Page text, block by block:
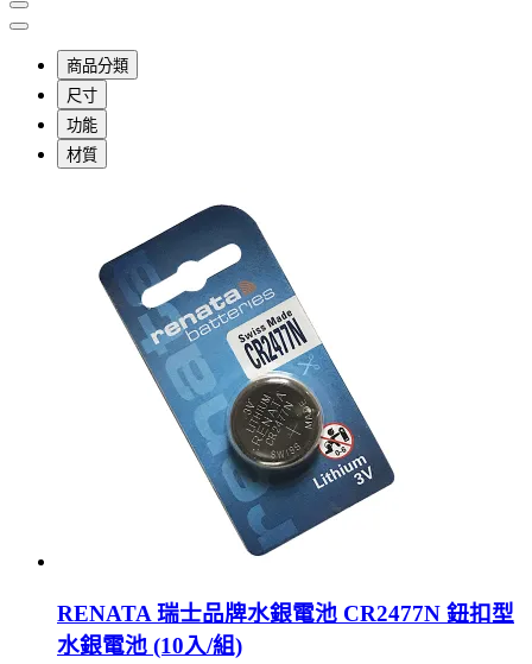
商品分類
尺寸
功能
材質
RENATA 瑞士品牌水銀電池 CR2477N 鈕扣型
水銀電池 (10入/組)